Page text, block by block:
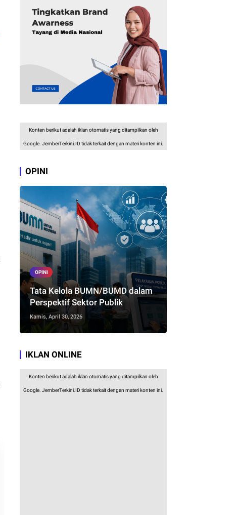
Konten berikut adalah iklan otomatis yang ditampilkan oleh
Google. JemberTerkini.ID tidak terkait dengan materi konten ini.
OPINI
OPINI
Tata Kelola BUMN/BUMD dalam
Perspektif Sektor Publik
Kamis, April 30, 2026
IKLAN ONLINE
Konten berikut adalah iklan otomatis yang ditampilkan oleh
Google. JemberTerkini.ID tidak terkait dengan materi konten ini.